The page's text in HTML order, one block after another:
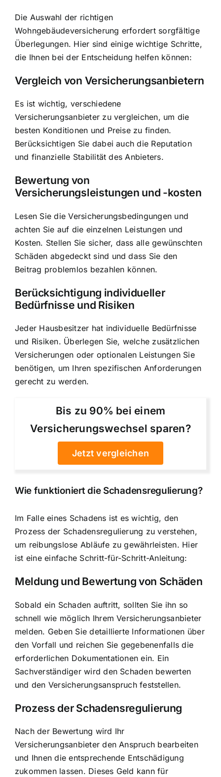
Die Auswahl der richtigen
Wohngebäudeversicherung erfordert sorgfältige
Überlegungen. Hier sind einige wichtige Schritte,
die Ihnen bei der Entscheidung helfen können:
Vergleich von Versicherungsanbietern
Es ist wichtig, verschiedene
Versicherungsanbieter zu vergleichen, um die
besten Konditionen und Preise zu finden.
Berücksichtigen Sie dabei auch die Reputation
und finanzielle Stabilität des Anbieters.
Bewertung von
Versicherungsleistungen und -kosten
Lesen Sie die Versicherungsbedingungen und
achten Sie auf die einzelnen Leistungen und
Kosten. Stellen Sie sicher, dass alle gewünschten
Schäden abgedeckt sind und dass Sie den
Beitrag problemlos bezahlen können.
Berücksichtigung individueller
Bedürfnisse und Risiken
Jeder Hausbesitzer hat individuelle Bedürfnisse
und Risiken. Überlegen Sie, welche zusätzlichen
Versicherungen oder optionalen Leistungen Sie
benötigen, um Ihren spezifischen Anforderungen
gerecht zu werden.
Bis zu 90% bei einem
Versicherungswechsel sparen?
Jetzt vergleichen
Wie funktioniert die Schadensregulierung?
Im Falle eines Schadens ist es wichtig, den
Prozess der Schadensregulierung zu verstehen,
um reibungslose Abläufe zu gewährleisten. Hier
ist eine einfache Schritt-für-Schritt-Anleitung:
Meldung und Bewertung von Schäden
Sobald ein Schaden auftritt, sollten Sie ihn so
schnell wie möglich Ihrem Versicherungsanbieter
melden. Geben Sie detaillierte Informationen über
den Vorfall und reichen Sie gegebenenfalls die
erforderlichen Dokumentationen ein. Ein
Sachverständiger wird den Schaden bewerten
und den Versicherungsanspruch feststellen.
Prozess der Schadensregulierung
Nach der Bewertung wird Ihr
Versicherungsanbieter den Anspruch bearbeiten
und Ihnen die entsprechende Entschädigung
zukommen lassen. Dieses Geld kann für